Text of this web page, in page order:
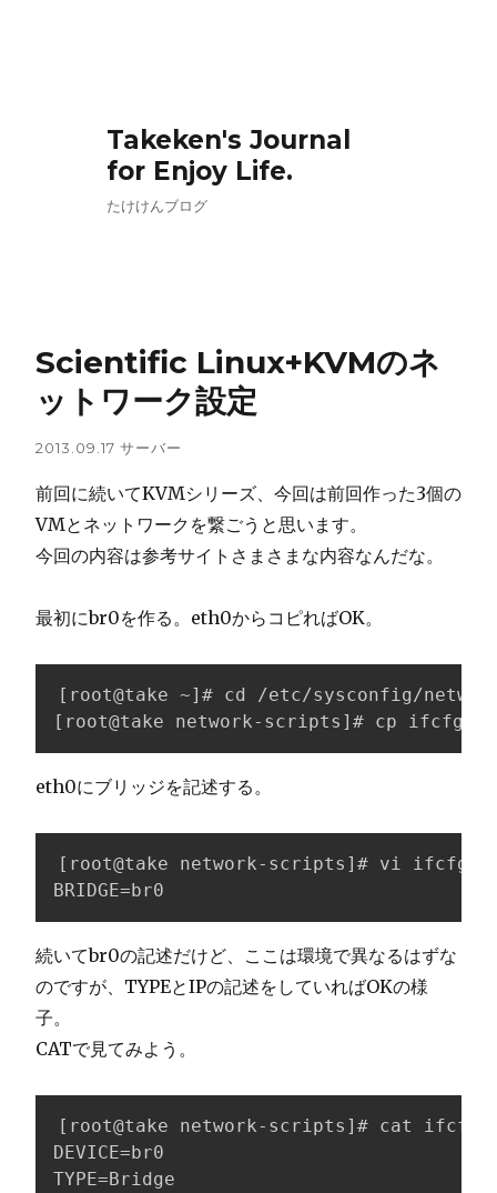
Takeken's Journal
for Enjoy Life.
たけけんブログ
Scientific Linux+KVMのネ
ットワーク設定
2013.09.17 サーバー
前回に続いてKVMシリーズ、今回は前回作った3個の
VMとネットワークを繋ごうと思います。
今回の内容は参考サイトさまさまな内容なんだな。
最初にbr0を作る。eth0からコピればOK。
[root@take ~]# cd /etc/sysconfig/
[root@take network-scripts]# cp ifcfg-
eth0にブリッジを記述する。
[root@take network-scripts]# vi ifcfg-
BRIDGE=br0
続いてbr0の記述だけど、ここは環境で異なるはずな
のですが、TYPEとIPの記述をしていればOKの様
子。
CATで見てみよう。
[root@take network-scripts]# cat
DEVICE=br0
TYPE=Bridge